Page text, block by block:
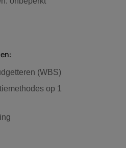
(WBS)
op 1